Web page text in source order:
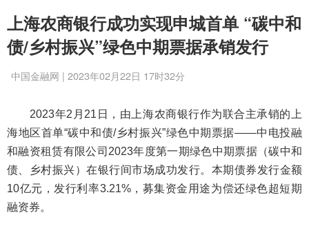
上海农商银行成功实现申城首单 “碳中和
债/乡村振兴”绿色中期票据承销发行
中国金融网 | 2023年02月22日 17时32分
2023年2月21日，由上海农商银行作为联合主承销的上
海地区首单“碳中和债/乡村振兴”绿色中期票据——中电投融
和融资租赁有限公司2023年度第一期绿色中期票据（碳中和
债、乡村振兴）在银行间市场成功发行。本期债券发行金额
10亿元，发行利率3.21%，募集资金用途为偿还绿色超短期
融资券。